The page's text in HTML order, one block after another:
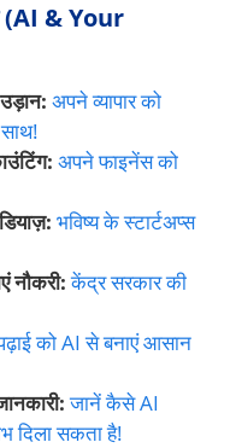
(AI & Your
अपने व्यापार को
अपने फाइनेंस को
भविष्य के स्टार्टअप्स
नौकरी: केंद्र सरकार की
को AI से बनाएं आसान
जानें कैसे AI
दिला सकता है!